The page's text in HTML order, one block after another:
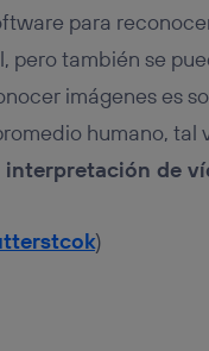
para
pero también se
imágenes es
humano, tal
interpretación de
)